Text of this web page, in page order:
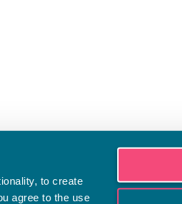
to create
agree to the use